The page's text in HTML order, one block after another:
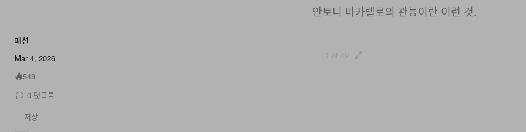
안토니 바카렐로의 관능이란 이런 것.
패션
Mar 4, 2026
548
0 댓글들
저장